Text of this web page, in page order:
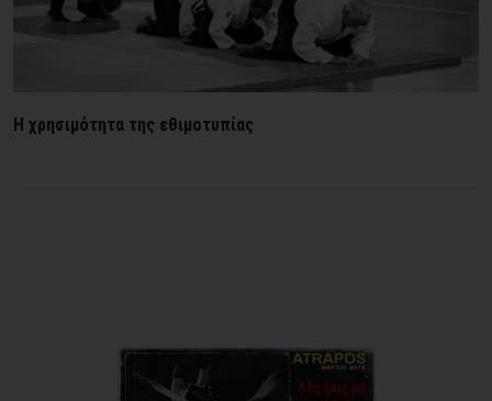
Η χρησιμότητα της εθιμοτυπίας